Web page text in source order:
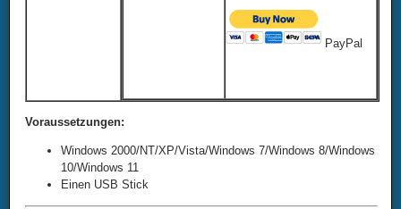
PayPal
Voraussetzungen:
Windows 2000/NT/XP/Vista/Windows 7/Windows 8/Windows
10/Windows 11
Einen USB Stick